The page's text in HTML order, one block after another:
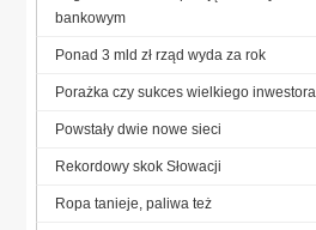
bankowym
Ponad 3 mld zł rząd wyda za rok
Porażka czy sukces wielkiego inwestora
Powstały dwie nowe sieci
Rekordowy skok Słowacji
Ropa tanieje, paliwa też